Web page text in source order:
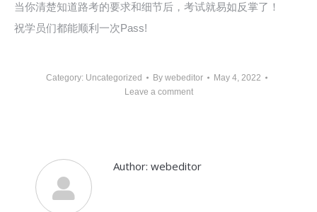
当你清楚知道路考的要求和细节后，考试就易如反掌了！
祝学员们都能顺利一次Pass!
Category: Uncategorized By webeditor
May 4, 2022
Leave a comment
Author: webeditor